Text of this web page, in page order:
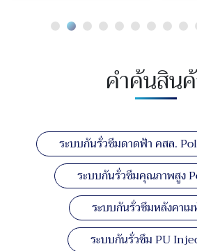
คำค้นสิน
ระบบกันรั่วซึมดาดฟ้า คสล.
ระบบกันรั่วซึมคุณภาพสูง
ระบบกันรั่วซึมหลังคาเ
ระบบกันรั่วซึม PU